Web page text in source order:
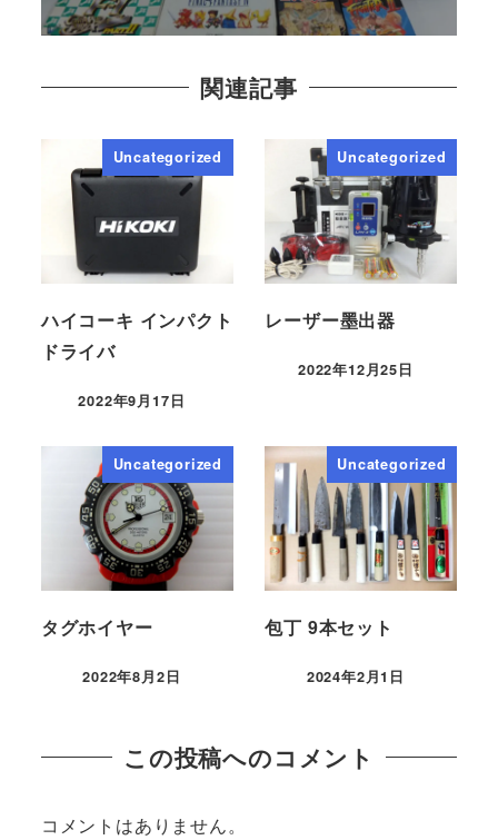
関連記事
Uncategorized
ハイコーキ インパクト
ドライバ
2022年9月17日
Uncategorized
レーザー墨出器
2022年12月25日
Uncategorized
タグホイヤー
2022年8月2日
Uncategorized
包丁 9本セット
2024年2月1日
この投稿へのコメント
コメントはありません。